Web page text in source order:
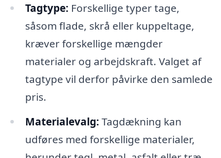
Tagtype: Forskellige typer tage,
såsom flade, skrå eller kuppeltage,
kræver forskellige mængder
materialer og arbejdskraft. Valget af
tagtype vil derfor påvirke den samlede
pris.
Materialevalg: Tagdækning kan
udføres med forskellige materialer,